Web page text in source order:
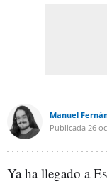
Manuel
Publicada 26
Ya ha llegado a